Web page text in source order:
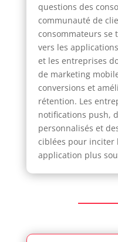
questions des
communauté de
consommateurs se
vers les
et les entreprises
de marketing
conversions et
rétention. Les
notifications push,
personnalisés et
ciblées pour inciter
application plus